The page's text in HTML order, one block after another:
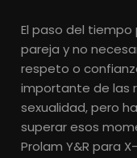
El paso del
pareja y no
respeto o
importante de las
sexualidad, pero
superar esos
Prolam Y&R para